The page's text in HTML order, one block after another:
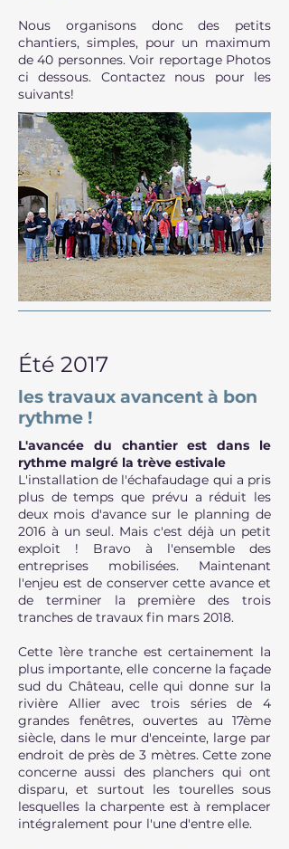
Nous organisons donc des petits
chantiers, simples, pour un maximum
de 40 personnes. Voir reportage Photos
ci dessous. Contactez nous pour les
suivants!
Été 2017
les travaux avancent à bon
rythme !
L'avancée du chantier est dans le
rythme malgré la trève estivale
L'installation de l'échafaudage qui a pris
plus de temps que prévu a réduit les
deux mois d'avance sur le planning de
2016 à un seul. Mais c'est déjà un petit
exploit ! Bravo à l'ensemble des
entreprises mobilisées. Maintenant
l'enjeu est de conserver cette avance et
de terminer la première des trois
tranches de travaux fin mars 2018.
Cette 1ère tranche est certainement la
plus importante, elle concerne la façade
sud du Château, celle qui donne sur la
rivière Allier avec trois séries de 4
grandes fenêtres, ouvertes au 17ème
siècle, dans le mur d'enceinte, large par
endroit de près de 3 mètres. Cette zone
concerne aussi des planchers qui ont
disparu, et surtout les tourelles sous
lesquelles la charpente est à remplacer
intégralement pour l'une d'entre elle.